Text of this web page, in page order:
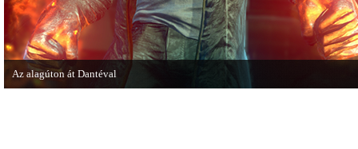
Az alagúton át Dantéval